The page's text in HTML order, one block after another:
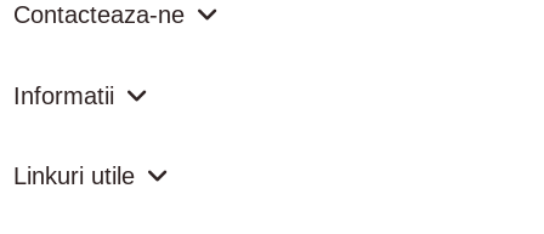
Contacteaza-ne
Informatii
Linkuri utile